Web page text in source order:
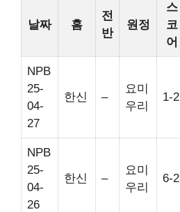
날짜 홈
전
반
원정
스
코
어
NPB
25-
04-
27
한신 –
요미
우리
1-2
NPB
25-
04-
26
한신 –
요미
우리
6-2